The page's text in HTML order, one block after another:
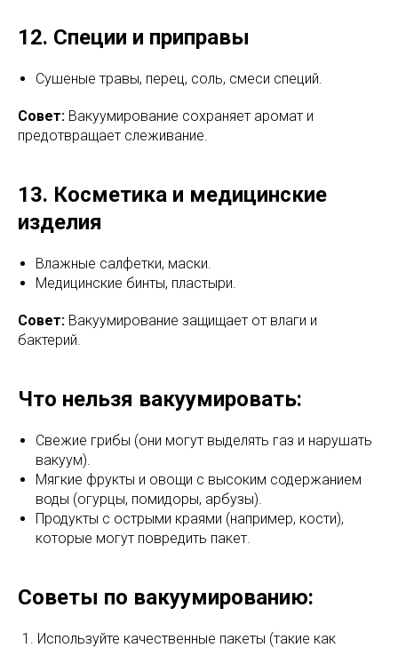
12. Специи и приправы
Сушеные травы, перец, соль, смеси специй.
Совет: Вакуумирование сохраняет аромат и
предотвращает слеживание.
13. Косметика и медицинские
изделия
Влажные салфетки, маски.
Медицинские бинты, пластыри.
Совет: Вакуумирование защищает от влаги и
бактерий.
Что нельзя вакуумировать:
Свежие грибы (они могут выделять газ и нарушать
вакуум).
Мягкие фрукты и овощи с высоким содержанием
воды (огурцы, помидоры, арбузы).
Продукты с острыми краями (например, кости),
которые могут повредить пакет.
Советы по вакуумированию:
Используйте качественные пакеты (такие как